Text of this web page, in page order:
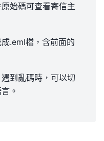
原始碼可查看寄信主
成.eml檔，含前面的
遇到亂碼時，可以切
。